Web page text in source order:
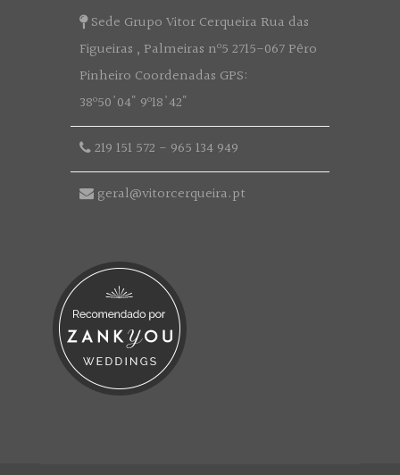
Sede Grupo Vitor Cerqueira Rua das
Figueiras , Palmeiras nº5 2715-067 Pêro
Pinheiro Coordenadas GPS:
38º50'04" 9º18'42"
219 151 572 - 965 134 949
geral@vitorcerqueira.pt